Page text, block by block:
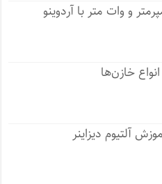
و وات متر با آردوینو
خازن‌ها
آلتیوم دیزاینر